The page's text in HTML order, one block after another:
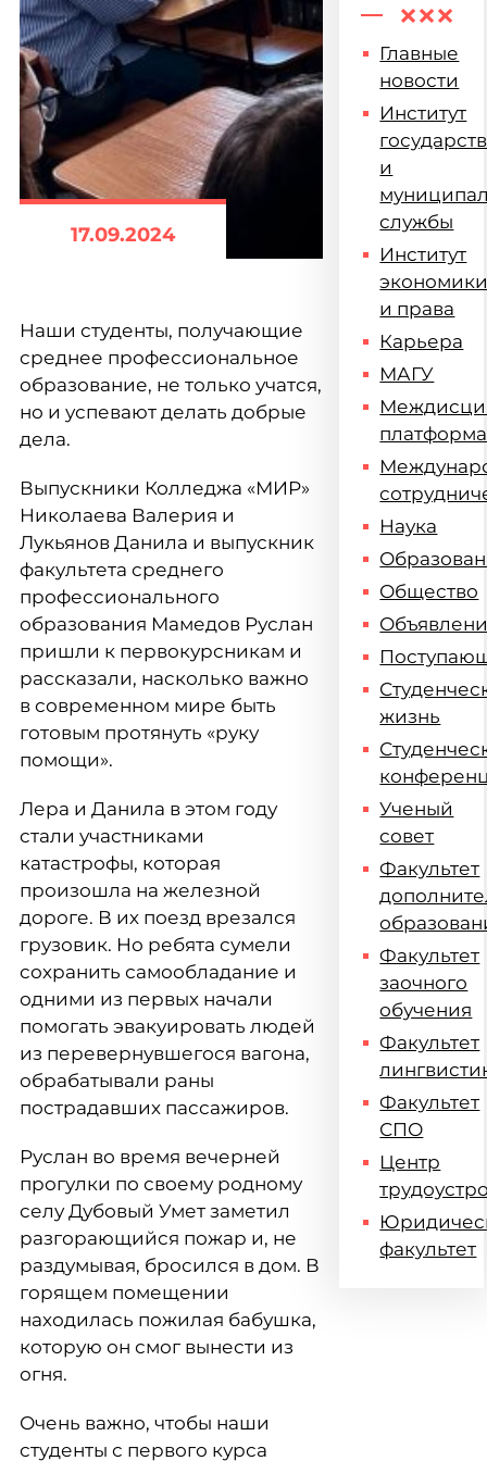
17.09.2024
Наши студенты, получающие
среднее профессиональное
образование, не только учатся,
но и успевают делать добрые
дела.
Выпускники Колледжа «МИР»
Николаева Валерия и
Лукьянов Данила и выпускник
факультета среднего
профессионального
образования Мамедов Руслан
пришли к первокурсникам и
рассказали, насколько важно
в современном мире быть
готовым протянуть «руку
помощи».
Лера и Данила в этом году
стали участниками
катастрофы, которая
произошла на железной
дороге. В их поезд врезался
грузовик. Но ребята сумели
сохранить самообладание и
одними из первых начали
помогать эвакуировать людей
из перевернувшегося вагона,
обрабатывали раны
пострадавших пассажиров.
Руслан во время вечерней
прогулки по своему родному
селу Дубовый Умет заметил
разгорающийся пожар и, не
раздумывая, бросился в дом. В
горящем помещении
находилась пожилая бабушка,
которую он смог вынести из
огня.
Очень важно, чтобы наши
студенты с первого курса
Главные
новости
Институт
и
службы
Институт
и права
Карьера
МАГУ
платформа
Наука
Общество
жизнь
Ученый
совет
Факультет
Факультет
заочного
обучения
Факультет
Факультет
СПО
Центр
факультет